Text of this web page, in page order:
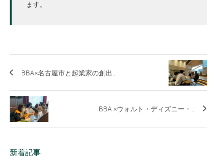
ます。
BBA×名古屋市と起業家の創出...
BBA ×ウォルト・ディズニー・...
新着記事